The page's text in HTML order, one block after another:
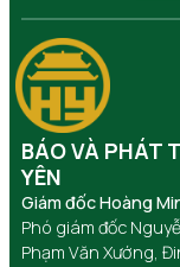
BÁO VÀ PHÁT
YÊN
Giám đốc Hoàng
Phó giám đốc
Phạm Văn Xướng,